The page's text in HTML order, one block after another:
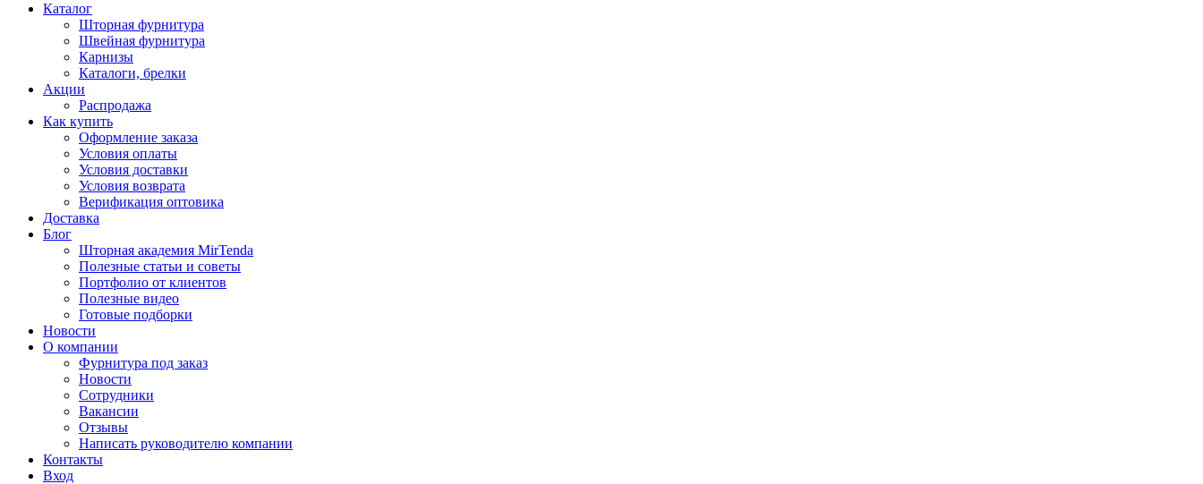
Каталог
Шторная фурнитура
Швейная фурнитура
Карнизы
Каталоги, брелки
Акции
Распродажа
Как купить
Оформление заказа
Условия оплаты
Условия доставки
Условия возврата
Верификация оптовика
Доставка
Блог
Шторная академия MirTenda
Полезные статьи и советы
Портфолио от клиентов
Полезные видео
Готовые подборки
Новости
О компании
Фурнитура под заказ
Новости
Сотрудники
Вакансии
Отзывы
Написать руководителю компании
Контакты
Вход